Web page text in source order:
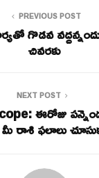
PREVIOUS POST
గొడవ
చివరకు
NEXT POST
ఈరోజు
రాశి ఫలాలు